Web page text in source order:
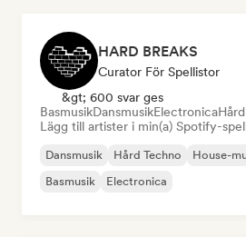
HARD BREAKS
Curator För Spellistor
&gt; 600 svar ges
BasmusikDansmusikElectronica
Lägg till artister i min(a) Spotify-
Dansmusik Hård Techno House-
Basmusik
Electronica